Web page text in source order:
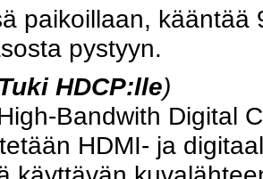
paikoillaan,
pystyyn.
HDCP:lle)
Bandwith Digital
HDMI- ja